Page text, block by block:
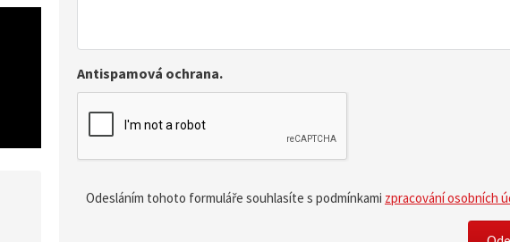
Antispamová ochrana.
Odesláním tohoto formuláře souhlasíte s podmínkami zpracování osobních